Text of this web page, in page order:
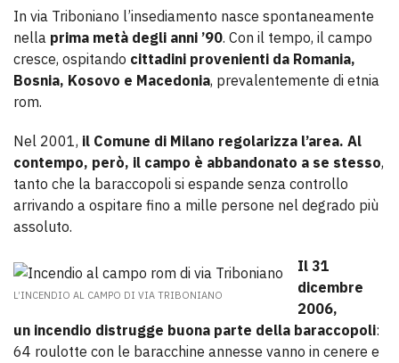
In via Triboniano l’insediamento nasce spontaneamente
nella prima metà degli anni ’90. Con il tempo, il campo
cresce, ospitando cittadini provenienti da Romania,
Bosnia, Kosovo e Macedonia, prevalentemente di etnia
rom.
Nel 2001, il Comune di Milano regolarizza l’area. Al
contempo, però, il campo è abbandonato a se stesso,
tanto che la baraccopoli si espande senza controllo
arrivando a ospitare fino a mille persone nel degrado più
assoluto.
L’INCENDIO AL CAMPO DI VIA TRIBONIANO
Il 31
dicembre
2006,
un incendio distrugge buona parte della baraccopoli:
64 roulotte con le baracchine annesse vanno in cenere e